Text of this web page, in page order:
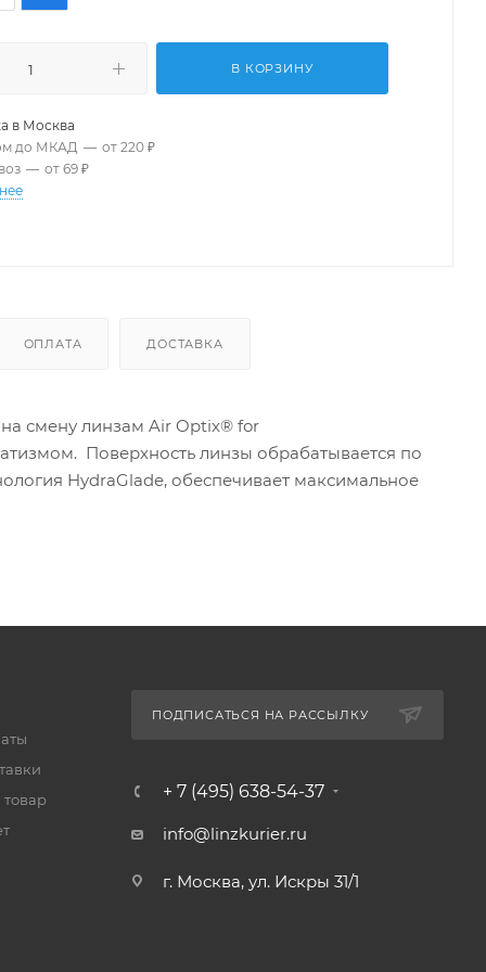
В КОРЗИНУ
в Москва
до МКАД — от 220 ₽
— от 69 ₽
ОПЛАТА ДОСТАВКА
смену линзам Air Optix® for
Поверхность линзы обрабатывается по
HydraGlade, обеспечивает максимальное
товар
ПОДПИСАТЬСЯ НА РАССЫЛКУ
+ 7 (495) 638-54-37
info@linzkurier.ru
г. Москва, ул. Искры 31/1